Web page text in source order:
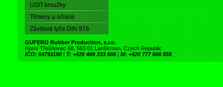
USIT-kroužky
Třmeny a očnice
Závitové tyče DIN 976
GUFERO Rubber Production, s.r.o.
Horní Třešňovec 68, 563 01 Lanškroun, Czech Republic
IČO: 64791190 | T: +420 469 333 666 | M: +420 777 666 555